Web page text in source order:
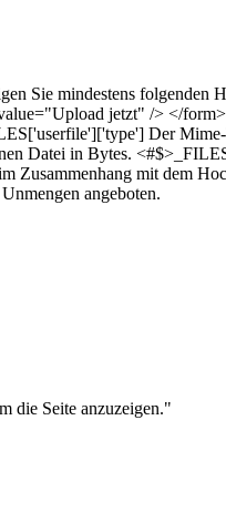
Sie mindestens
jetzt" /> </
Der
Datei in Bytes.
Zusammenhang mit dem
angeboten.
die Seite anzuzeigen."